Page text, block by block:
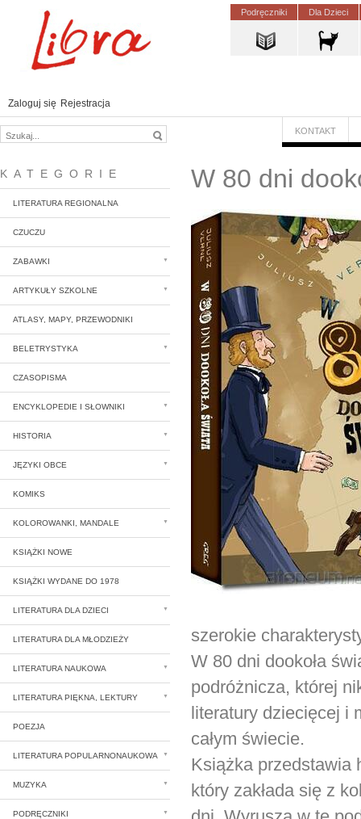
Podręczniki Dla Dzieci
Zaloguj się Rejestracja
KONTAKT
KATEGORIE
LITERATURA REGIONALNA
CZUCZU
ZABAWKI
ARTYKUŁY SZKOLNE
ATLASY, MAPY, PRZEWODNIKI
BELETRYSTYKA
CZASOPISMA
ENCYKLOPEDIE I SŁOWNIKI
HISTORIA
JĘZYKI OBCE
KOMIKS
KOLOROWANKI, MANDALE
KSIĄŻKI NOWE
KSIĄŻKI WYDANE DO 1978
LITERATURA DLA DZIECI
LITERATURA DLA MŁODZIEŻY
LITERATURA NAUKOWA
LITERATURA PIĘKNA, LEKTURY
POEZJA
LITERATURA POPULARNONAUKOWA
MUZYKA
PODRĘCZNIKI
W 80 dni
szerokie
W 80 dni dookoła
podróżnicza, której
literatury dziecięcej i
całym świecie.
Książka przedstawia
który zakłada się z